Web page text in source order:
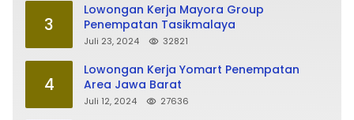
3
Lowongan Kerja Mayora Group
Penempatan Tasikmalaya
Juli 23, 2024 32821
4
Lowongan Kerja Yomart Penempatan
Area Jawa Barat
Juli 12, 2024 27636